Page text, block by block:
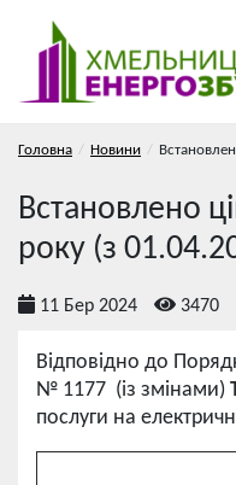
Головна Новини
Встановлено
року (з
11 Бер 2024 3470
Відповідно до
№ 1177 (із змінами)
послуги на